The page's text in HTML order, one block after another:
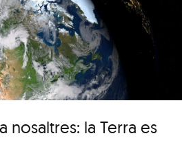
nosaltres: la Terra es
Major del barri de
Pequín 2026